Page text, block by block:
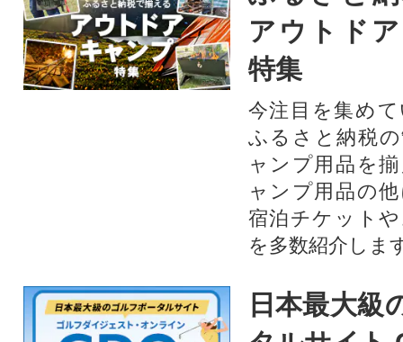
アウトド
特集
今注目を集め
ふるさと納税
ャンプ用品を
ャンプ用品の
宿泊チケット
を多数紹介しま
日本最大級